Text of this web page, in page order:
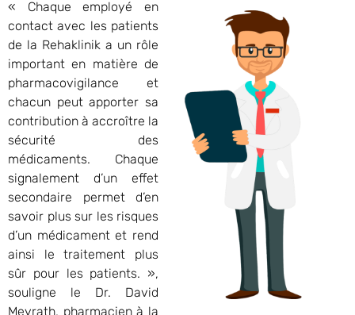
« Chaque employé en
contact avec les patients
de la Rehaklinik a un rôle
important en matière de
pharmacovigilance et
chacun peut apporter sa
contribution à accroître la
sécurité des
médicaments. Chaque
signalement d’un effet
secondaire permet d’en
savoir plus sur les risques
d’un médicament et rend
ainsi le traitement plus
sûr pour les patients. »,
souligne le Dr. David
Meyrath, pharmacien à la